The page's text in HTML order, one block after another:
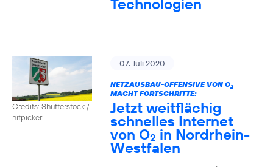
Technologien
Credits: Shutterstock /
nitpicker
07. Juli 2020
NETZAUSBAU-OFFENSIVE VON O2
MACHT FORTSCHRITTE:
Jetzt weitflächig
schnelles Internet
von O2 in Nordrhein-
Westfalen